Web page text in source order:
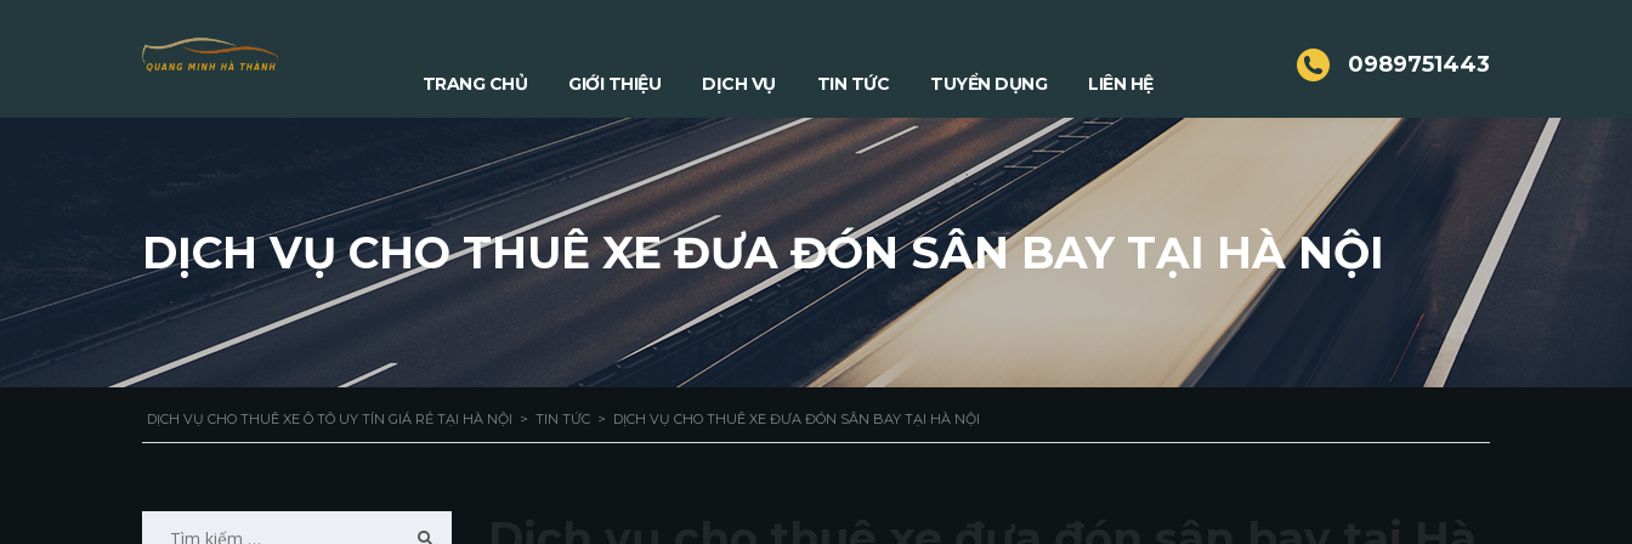
0989751443
TRANG CHỦ GIỚI THIỆU DỊCH VỤ TIN TỨC TUYỂN DỤNG LIÊN HỆ
DỊCH VỤ CHO THUÊ XE ĐƯA ĐÓN SÂN BAY TẠI HÀ NỘI
DỊCH VỤ CHO THUÊ XE Ô TÔ UY TÍN GIÁ RẺ TẠI HÀ NỘI > TIN TỨC > DỊCH VỤ CHO THUÊ XE ĐƯA ĐÓN SÂN BAY TẠI HÀ NỘI